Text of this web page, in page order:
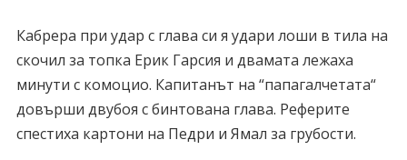
Кабрера при удар с глава си я удари лоши в тила на
скочил за топка Ерик Гарсия и двамата лежаха
минути с комоцио. Капитанът на “папагалчетата“
довърши двубоя с бинтована глава. Реферите
спестиха картони на Педри и Ямал за грубости.